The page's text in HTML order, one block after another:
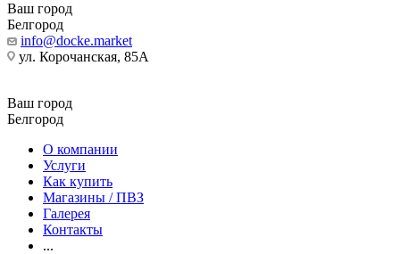
Ваш город
Белгород
info@docke.market
ул. Корочанская, 85А
Ваш город
Белгород
О компании
Услуги
Как купить
Магазины / ПВЗ
Галерея
Контакты
...